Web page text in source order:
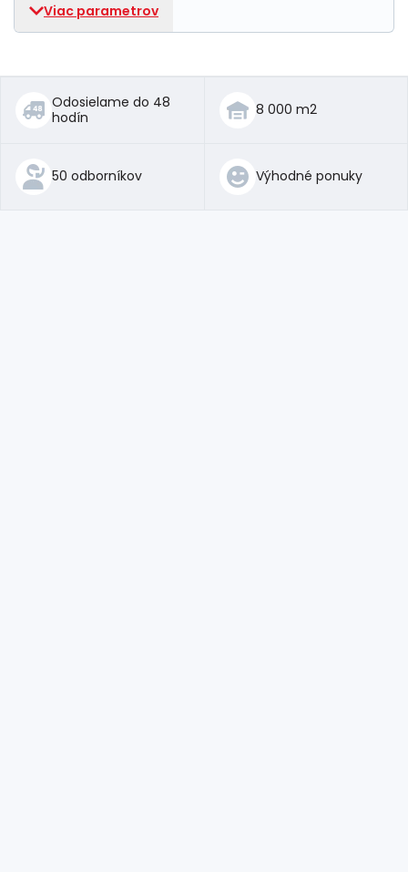
Viac parametrov
Odosielame do 48
hodín
8 000 m2
50 odborníkov Výhodné ponuky